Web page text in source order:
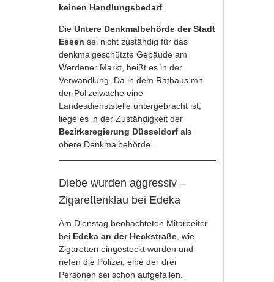
keinen Handlungsbedarf
DieUntere Denkmalbehörde der Stadt
Essen sei nicht zuständig für das
denkmalgeschützte Gebäude am
Werdener Markt, heißt es in der
Verwandlung. Da in dem Rathaus mit
der Polizeiwache eine
Landesdienststelle untergebracht ist,
liege es in der Zuständigkeit der
Bezirksregierung Düsseldorfals
obere Denkmalbehörde.
Diebe wurden aggressiv –
Zigarettenklau bei Edeka
Am Dienstag beobachteten Mitarbeiter
bei Edeka an der Heckstraße , wie
Zigaretten eingesteckt wurden und
riefen die Polizei; eine der drei
Personen sei schon aufgefallen.